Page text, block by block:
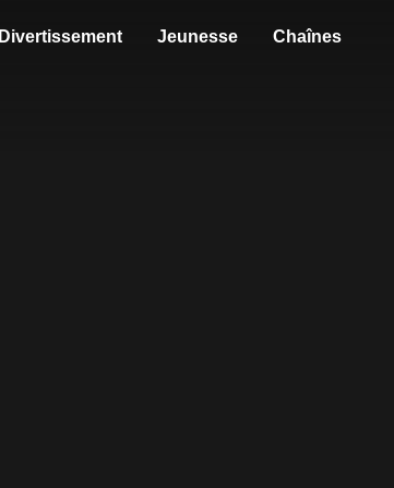
Divertissement Jeunesse Chaînes